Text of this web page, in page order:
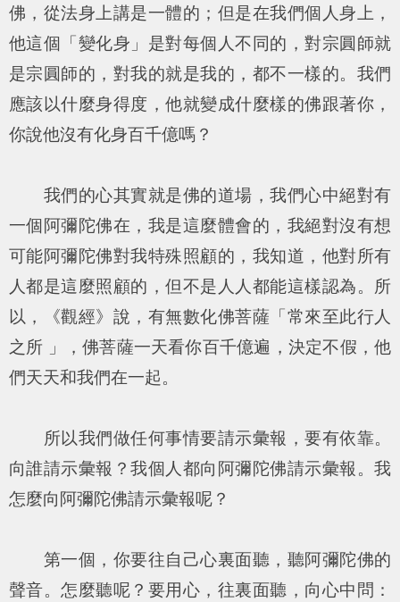
佛，從法身上講是一體的；但是在我們個人身上，
他這個「變化身」是對每個人不同的，對宗圓師就
是宗圓師的，對我的就是我的，都不一樣的。我們
應該以什麼身得度，他就變成什麼樣的佛跟著你，
你說他沒有化身百千億嗎？
我們的心其實就是佛的道場，我們心中絕對有
一個阿彌陀佛在，我是這麼體會的，我絕對沒有想
可能阿彌陀佛對我特殊照顧的，我知道，他對所有
人都是這麼照顧的，但不是人人都能這樣認為。所
以，《觀經》說，有無數化佛菩薩「常來至此行人
之所 」，佛菩薩一天看你百千億遍，決定不假，他
們天天和我們在一起。
所以我們做任何事情要請示彙報，要有依靠。
向誰請示彙報？我個人都向阿彌陀佛請示彙報。我
怎麼向阿彌陀佛請示彙報呢？
第一個，你要往自己心裏面聽，聽阿彌陀佛的
聲音。怎麼聽呢？要用心，往裏面聽，向心中問：